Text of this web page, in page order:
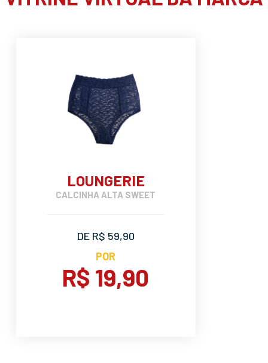
LOUNGERIE
CALCINHA ALTA SWEET
DE R$ 59,90
POR
R$ 19,90